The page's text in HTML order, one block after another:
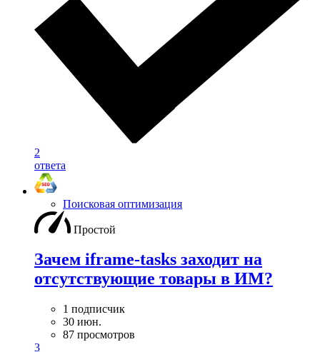
2
ответа
Поисковая оптимизация
Простой
Зачем iframe-tasks заходит на
отсутствующие товары в ИМ?
1 подписчик
30 июн.
87 просмотров
3